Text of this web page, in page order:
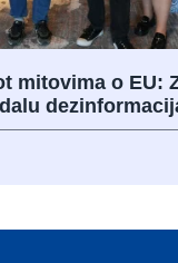
mitovima o EU: